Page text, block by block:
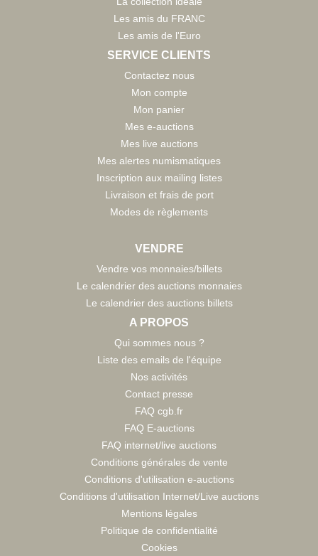
Les amis du FRANC
Les amis de l'Euro
SERVICE CLIENTS
Contactez nous
Mon compte
Mon panier
Mes e-auctions
Mes live auctions
Mes alertes numismatiques
Inscription aux mailing listes
Livraison et frais de port
Modes de règlements
VENDRE
Vendre vos monnaies/billets
Le calendrier des auctions monnaies
Le calendrier des auctions billets
A PROPOS
Qui sommes nous ?
Liste des emails de l'équipe
Nos activités
Contact presse
FAQ cgb.fr
FAQ E-auctions
FAQ internet/live auctions
Conditions générales de vente
Conditions d'utilisation e-auctions
Conditions d'utilisation Internet/Live auctions
Mentions légales
Politique de confidentialité
Cookies